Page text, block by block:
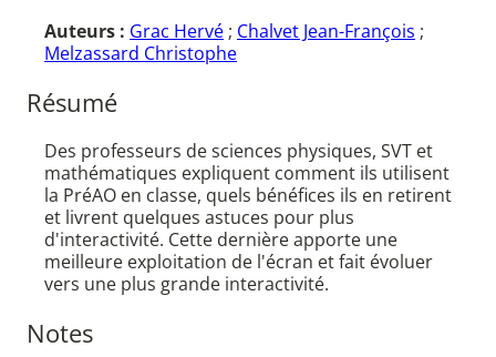
Auteurs : Grac Hervé ; Chalvet Jean-François ;
Melzassard Christophe
Résumé
Des professeurs de sciences physiques, SVT et
mathématiques expliquent comment ils utilisent
la PréAO en classe, quels bénéfices ils en retirent
et livrent quelques astuces pour plus
d'interactivité. Cette dernière apporte une
meilleure exploitation de l'écran et fait évoluer
vers une plus grande interactivité.
Notes